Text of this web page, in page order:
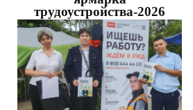
трудоустройства-2026